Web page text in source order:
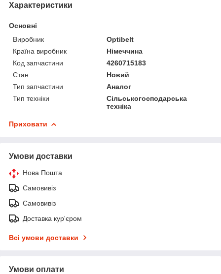
Характеристики
Основні
Виробник
Optibelt
Країна виробник
Німеччина
Код запчастини
4260715183
Стан
Новий
Тип запчастини
Аналог
Тип техніки
Сільськогосподарська
техніка
Приховати
Умови доставки
Нова Пошта
Самовивіз
Самовивіз
Доставка кур'єром
Всі умови доставки
Умови оплати